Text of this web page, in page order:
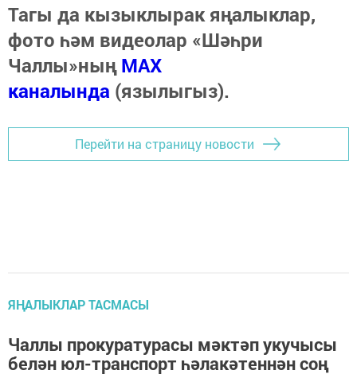
Тагы да кызыклырак яңалыклар,
фото һәм видеолар «Шәһри
Чаллы»ныңMAX
каналында (язылыгыз).
Перейти на страницу новости
ЯҢАЛЫКЛАР ТАСМАСЫ
Чаллы прокуратурасы мәктәп укучысы
белән юл-транспорт һәлакәтеннән соң